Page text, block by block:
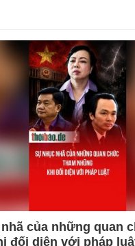
của những quan
đối diện với pháp